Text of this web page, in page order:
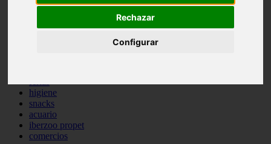
Rechazar
Configurar
complementos
comportamiento
higiene
snacks
acuario
iberzoo propet
comercios